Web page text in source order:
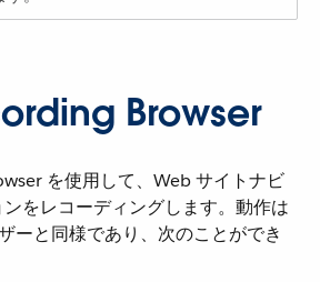
Browser
を使用して、Web サイトナビ
をレコーディングします。動作は
ーと同様であり、次のことができ